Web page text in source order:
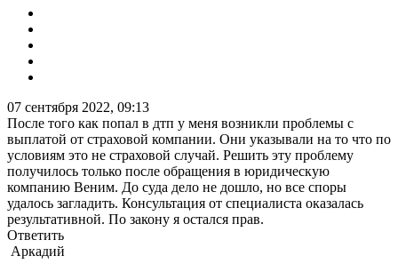
07 сентября 2022, 09:13
После того как попал в дтп у меня возникли проблемы с
выплатой от страховой компании. Они указывали на то что по
условиям это не страховой случай. Решить эту проблему
получилось только после обращения в юридическую
компанию Веним. До суда дело не дошло, но все споры
удалось загладить. Консультация от специалиста оказалась
результативной. По закону я остался прав.
Ответить
Аркадий